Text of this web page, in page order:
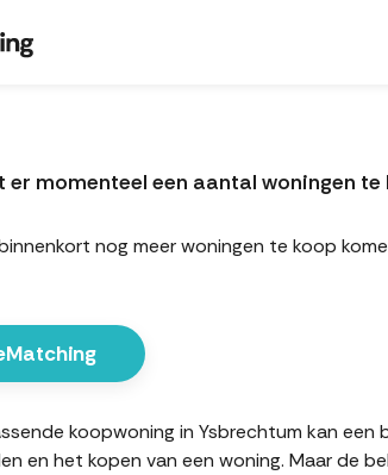
er momenteel een aantal woningen
nog meer woningen te koop
koopwoning in Ysbrechtum kan
en het kopen van een woning. Maar de